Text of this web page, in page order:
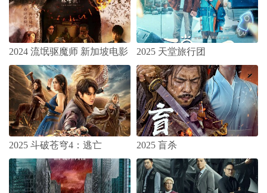
2024 流氓驱魔师 新加坡电影 2025 天堂旅行团
2025 斗破苍穹4：逃亡 2025 盲杀